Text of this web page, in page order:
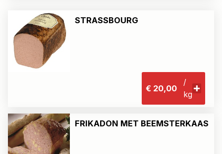
STRASSBOURG
€ 20,00
/
kg
FRIKADON MET BEEMSTERKAAS